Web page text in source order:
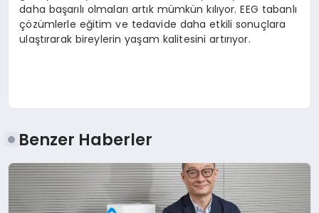
daha başarılı olmaları artık mümkün kılıyor. EEG tabanlı
çözümlerle eğitim ve tedavide daha etkili sonuçlara
ulaştırarak bireylerin yaşam kalitesini artırıyor.
Benzer Haberler